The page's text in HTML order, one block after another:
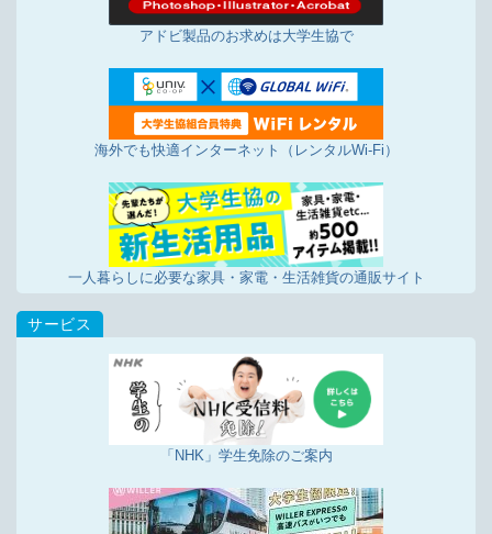
アドビ製品のお求めは大学生協で
海外でも快適インターネット（レンタルWi-Fi）
一人暮らしに必要な家具・家電・生活雑貨の通販サイト
「NHK」学生免除のご案内